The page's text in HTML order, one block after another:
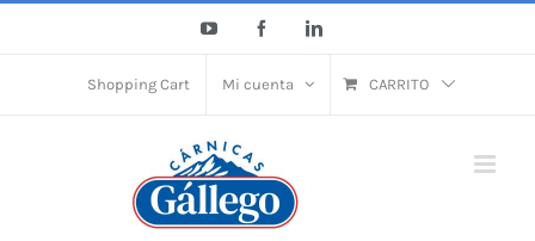
YouTube FacebookLinkedIn
Shopping Cart Mi cuenta CARRITO